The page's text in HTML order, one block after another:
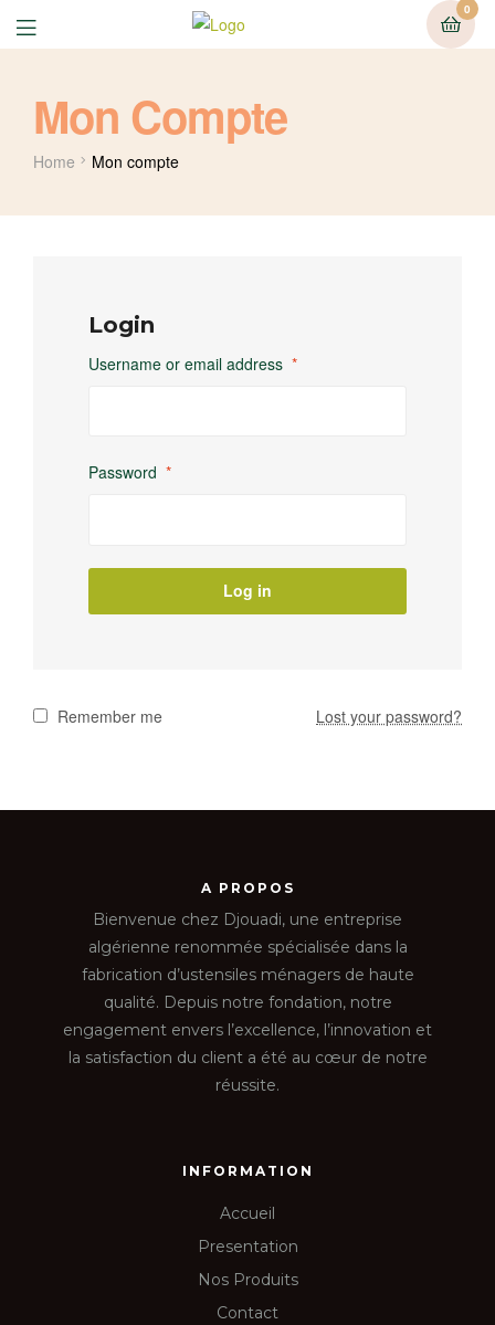
0
Mon Compte
Home Mon compte
Login
Username or email address *
Password *
Log in
Remember me Lost your password?
A PROPOS
Bienvenue chez Djouadi, une entreprise
algérienne renommée spécialisée dans la
fabrication d’ustensiles ménagers de haute
qualité. Depuis notre fondation, notre
engagement envers l’excellence, l’innovation et
la satisfaction du client a été au cœur de notre
réussite.
INFORMATION
Accueil
Presentation
Nos Produits
Contact